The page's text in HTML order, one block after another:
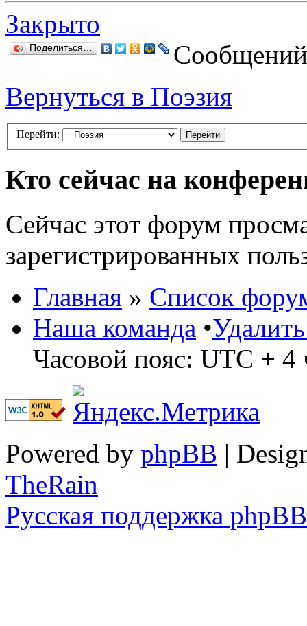
Закрыто
Поделиться…
Вернуться в Поэзия
Перейти:
Кто сейчас на
Сейчас этот форум
зарегистрированных
Главная » Список
Наша команда •
Часовой пояс: UTC + 4
Powered by phpBB |
TheRain
Русская поддержка phpBB